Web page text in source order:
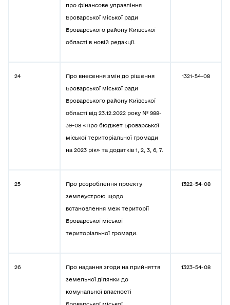
про фінансове управління
Броварської міської ради
Броварського району Київської
області в новій редакції.
24
Про внесення змін до рішення
Броварської міської ради
Броварського району Київської
області від 23.12.2022 року № 988-
39-08 «Про бюджет Броварської
міської територіальної громади
на 2023 рік» та додатків 1, 2, 3, 6, 7.
1321-54-08
25
Про розроблення проекту
землеустрою щодо
встановлення меж території
Броварської міської
територіальної громади.
1322-54-08
26
Про надання згоди на прийняття
земельної ділянки до
комунальної власності
1323-54-08